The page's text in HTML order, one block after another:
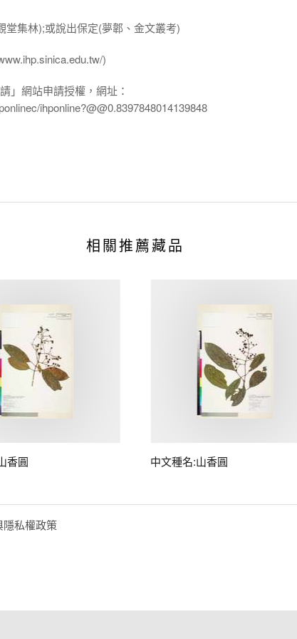
堂集林);或說出保定(夢郼、金文叢考)
)
」網站申請授權，網址：
ihponline?@@0.8397848014139848
相關推薦藏品
香圓 中文種名:山香圓
私權政策